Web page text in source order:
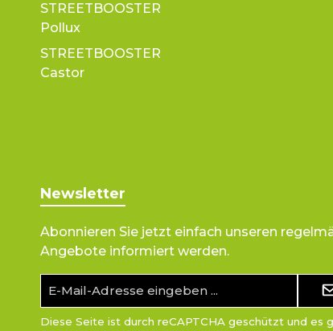
STREETBOOSTER
Pollux
STREETBOOSTER
Castor
Newsletter
Abonnieren Sie jetzt einfach unseren
Angebote informiert werden.
Mail-
Adresse*
Diese Seite ist durch reCAPTCHA geschützt und es